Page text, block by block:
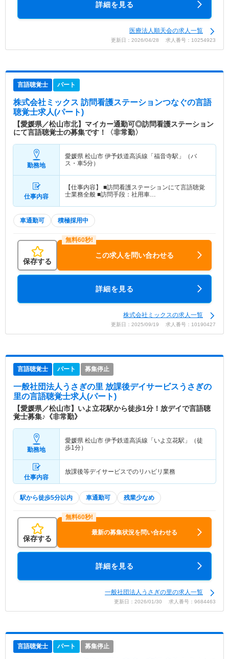
詳細を見る
医療法人順天会の求人一覧
更新日：2026/04/28 求人番号：10254923
言語聴覚士 パート
株式会社ミックス 訪問看護ステーションつなぐの言語
聴覚士求人(パート)
【愛媛県／松山市北】マイカー通勤可◎訪問看護ステーション
にて言語聴覚士の募集です！〈非常勤〉
勤務地
愛媛県 松山市 伊予鉄道高浜線「福音寺駅」（バ
ス・車5分）
仕事内容
【仕事内容】 ■訪問看護ステーションにて言語聴覚
士業務全般 ■訪問手段：社用車…
車通勤可 積極採用中
保存する
この求人を問い合わせる
詳細を見る
株式会社ミックスの求人一覧
更新日：2025/09/19 求人番号：10190427
言語聴覚士 パート 募集停止
一般社団法人うさぎの里 放課後デイサービスうさぎの
里の言語聴覚士求人(パート)
【愛媛県／松山市】いよ立花駅から徒歩1分！放デイで言語聴
覚士募集♪《非常勤》
勤務地
愛媛県 松山市 伊予鉄道高浜線「いよ立花駅」（徒
歩1分）
仕事内容
放課後等デイサービスでのリハビリ業務
駅から徒歩5分以内 車通勤可 残業少なめ
保存する
最新の募集状況を問い合わせる
詳細を見る
一般社団法人うさぎの里の求人一覧
更新日：2026/01/30 求人番号：9684463
言語聴覚士 パート 募集停止